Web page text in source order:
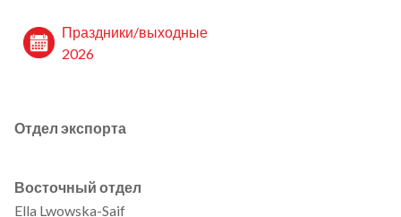
Праздники/выходные
2026
Отдел экспорта
Восточный отдел
Ella Lwowska-Saif